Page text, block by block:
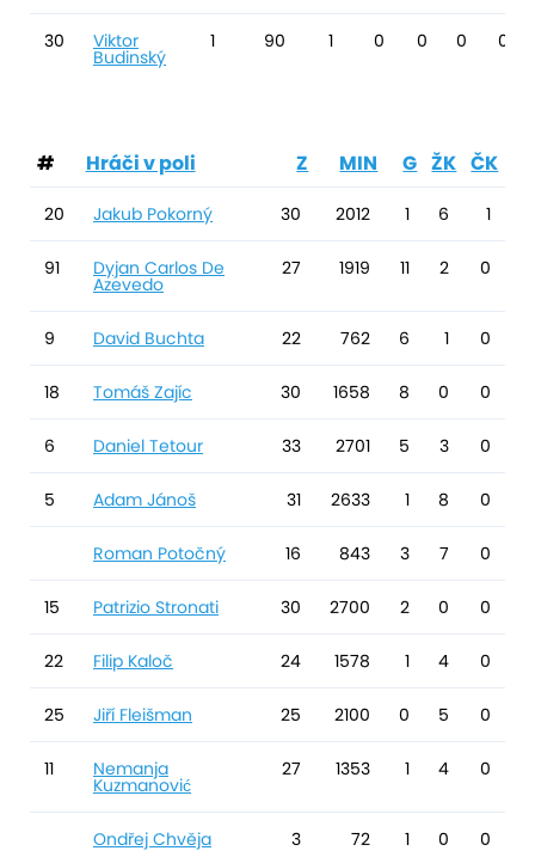
30 Viktor
Budinský
1 90 1 0 0 0 0
# Hráči v poli Z MIN G ŽK ČK
20 Jakub Pokorný 30 2012 1 6 1
91 Dyjan Carlos De
Azevedo
27 1919 11 2 0
9 David Buchta 22 762 6 1 0
18 Tomáš Zajíc 30 1658 8 0 0
6 Daniel Tetour 33 2701 5 3 0
5 Adam Jánoš 31 2633 1 8 0
Roman Potočný 16 843 3 7 0
15 Patrizio Stronati 30 2700 2 0 0
22 Filip Kaloč 24 1578 1 4 0
25 Jiří Fleišman 25 2100 0 5 0
11 Nemanja
Kuzmanović
27 1353 1 4 0
Ondřej Chvěja 3 72 1 0 0